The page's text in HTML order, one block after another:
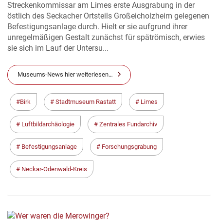
Streckenkommissar am Limes erste Ausgrabung in der
östlich des Seckacher Ortsteils Großeicholzheim gelegenen
Befestigungsanlage durch. Hielt er sie aufgrund ihrer
unregelmäßigen Gestalt zunächst für spätrömisch, erwies
sie sich im Lauf der Untersu...
Museums-News hier weiterlesen…
Birk Stadtmuseum Rastatt Limes
Luftbildarchäologie Zentrales Fundarchiv
Befestigungsanlage Forschungsgrabung
Neckar-Odenwald-Kreis